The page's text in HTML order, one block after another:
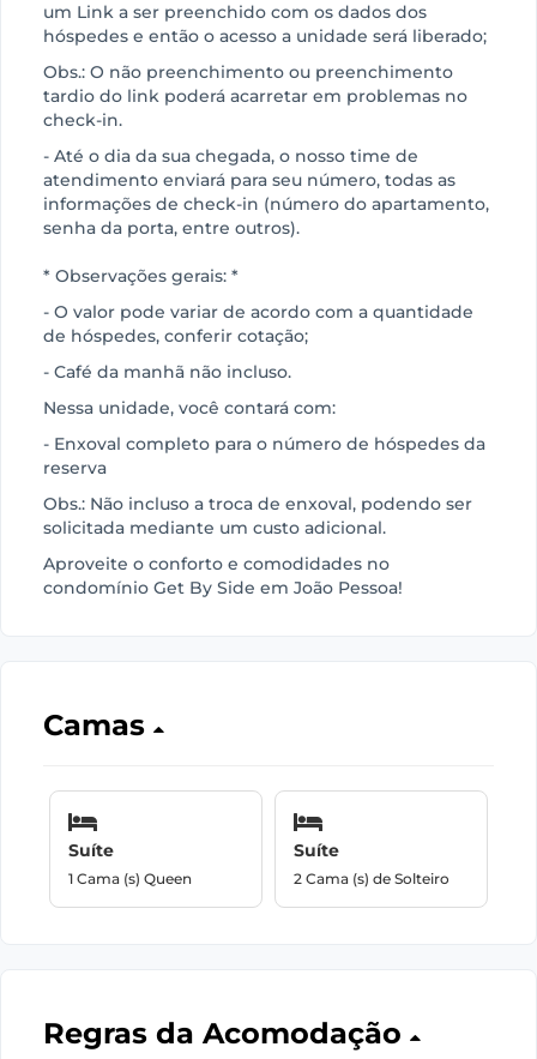
um Link a ser preenchido com os dados dos
hóspedes e então o acesso a unidade será liberado;
Obs.: O não preenchimento ou preenchimento
tardio do link poderá acarretar em problemas no
check-in.
- Até o dia da sua chegada, o nosso time de
atendimento enviará para seu número, todas as
informações de check-in (número do apartamento,
senha da porta, entre outros).
* Observações gerais: *
- O valor pode variar de acordo com a quantidade
de hóspedes, conferir cotação;
- Café da manhã não incluso.
Nessa unidade, você contará com:
- Enxoval completo para o número de hóspedes da
reserva
Obs.: Não incluso a troca de enxoval, podendo ser
solicitada mediante um custo adicional.
Aproveite o conforto e comodidades no
condomínio Get By Side em João Pessoa!
Camas
Suíte
1 Cama (s) Queen
Suíte
2 Cama (s) de Solteiro
Regras da Acomodação